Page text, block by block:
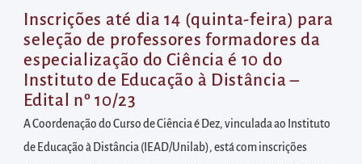
o
menu
principal
Acessar
diretamente
à
área
Inscrições até dia 14 (quinta-feira) para
seleção de professores formadores da
especialização do Ciência é 10 do
Instituto de Educação à Distância –
Edital nº 10/23
A Coordenação do Curso de Ciência é Dez, vinculada ao Instituto
de Educação à Distância (IEAD/Unilab), está com inscrições